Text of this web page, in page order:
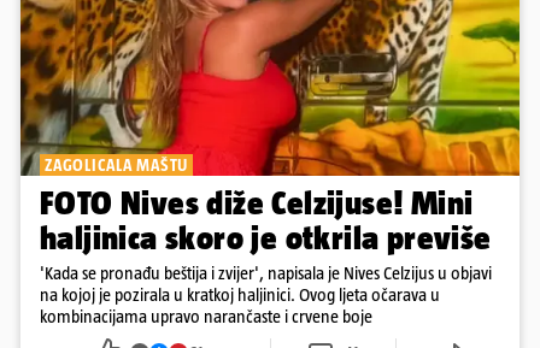
ZAGOLICALA MAŠTU
FOTO Nives diže Celzijuse! Mini
haljinica skoro je otkrila previše
'Kada se pronađu beštija i zvijer', napisala je Nives Celzijus u objavi
na kojoj je pozirala u kratkoj haljinici. Ovog ljeta očarava u
kombinacijama upravo narančaste i crvene boje